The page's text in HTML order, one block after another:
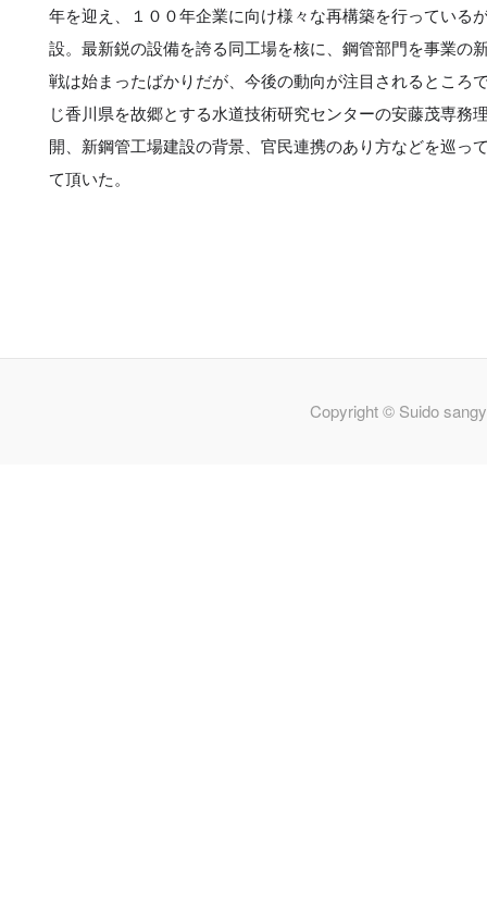
年を迎え、１００年企業に向け様々な再構築を行っている
設。最新鋭の設備を誇る同工場を核に、鋼管部門を事業の
戦は始まったばかりだが、今後の動向が注目されるところ
じ香川県を故郷とする水道技術研究センターの安藤茂専務
開、新鋼管工場建設の背景、官民連携のあり方などを巡っ
て頂いた。
Copyright © Suido